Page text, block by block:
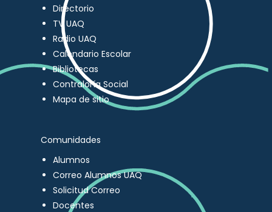
Directorio
TV UAQ
Radio UAQ
Calendario Escolar
Bibliotecas
Contraloría Social
Mapa de sitio
Comunidades
Alumnos
Correo Alumnos UAQ
Solicitud Correo
Docentes